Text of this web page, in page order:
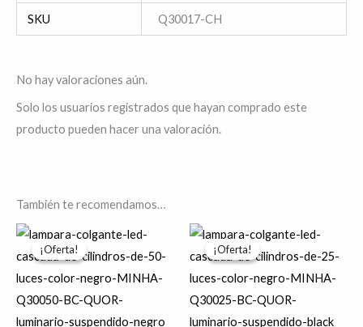
SKU Q30017-CH
No hay valoraciones aún.
Solo los usuarios registrados que hayan comprado este
producto pueden hacer una valoración.
También te recomendamos…
¡Oferta!
¡Oferta!
Rango
de
precios:
$56,774.18
Este
producto
tiene
múltiples
variantes.
¡Oferta!
¡Oferta!
Rango
de
precios: